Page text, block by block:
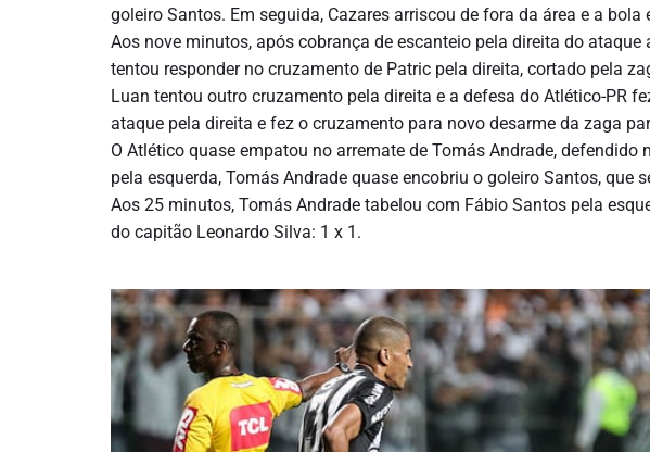
goleiro Santos. Em seguida, Cazares arriscou de fora da área e a bola
Aos nove minutos, após cobrança de escanteio pela direita do
tentou responder no cruzamento de Patric pela direita, cortado pela
Luan tentou outro cruzamento pela direita e a defesa do Atlético-PR
ataque pela direita e fez o cruzamento para novo desarme da zaga
O Atlético quase empatou no arremate de Tomás Andrade, defendido
pela esquerda, Tomás Andrade quase encobriu o goleiro Santos, que
Aos 25 minutos, Tomás Andrade tabelou com Fábio Santos pela
do capitão Leonardo Silva: 1 x 1.